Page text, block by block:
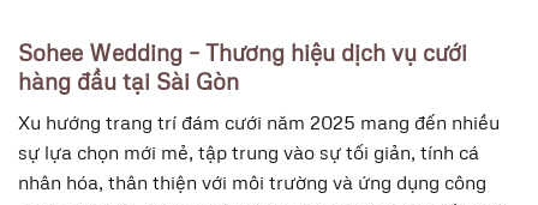
Sohee Wedding – Thương hiệu dịch vụ cưới
hàng đầu tại Sài Gòn
Xu hướng trang trí đám cưới năm 2025 mang đến nhiều
sự lựa chọn mới mẻ, tập trung vào sự tối giản, tính cá
nhân hóa, thân thiện với môi trường và ứng dụng công